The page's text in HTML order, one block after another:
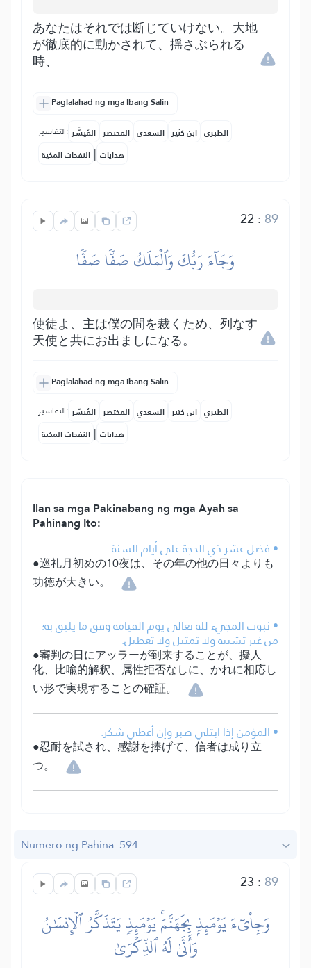
あなたはそれでは断じていけない。大地
が徹底的に動かされて、揺さぶられる
時、
Paglalahad ng mga Ibang Salin
التفاسير: المُيسَّر المختصر السعدي ابن كثير الطبري
النفحات المكية | هدايات
22 : 89
وَجَآءَ رَبُّكَ وَٱلۡمَلَكُ صَفّٗا صَفّٗا
使徒よ、主は僕の間を裁くため、列なす
天使と共にお出ましになる。
Paglalahad ng mga Ibang Salin
التفاسير: المُيسَّر المختصر السعدي ابن كثير الطبري
النفحات المكية | هدايات
Ilan sa mga Pakinabang ng mga Ayah sa
Pahinang Ito:
• فضل عشر ذي الحجة على أيام السنة.
●巡礼月初めの10夜は、その年の他の日々よりも
功徳が大きい。
• ثبوت المجيء لله تعالى يوم القيامة وفق ما يليق به؛
من غير تشبيه ولا تمثيل ولا تعطيل.
●審判の日にアッラーが到来することが、擬人
化、比喩的解釈、属性拒否なしに、かれに相応し
い形で実現することの確証。
• المؤمن إذا ابتلي صبر وإن أعطي شكر.
●忍耐を試され、感謝を捧げて、信者は成り立
つ。
Numero ng Pahina: 594
23 : 89
وَجِاْيٓءَ يَوۡمَئِذِۭ بِجَهَنَّمَۚ يَوۡمَئِذٖ يَتَذَكَّرُ ٱلۡإِنسَٰنُ
وَأَنَّىٰ لَهُ ٱلذِّكۡرَىٰ